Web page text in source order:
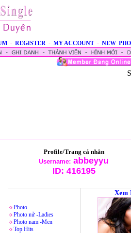
- REGISTER - MY ACCOUNT - NEW
Profile/Trang cá nhân
Username: abbeyyu
ID: 416195
Photo
Photo nử -Ladies
Photo nam -Men
Top Hits
Xem